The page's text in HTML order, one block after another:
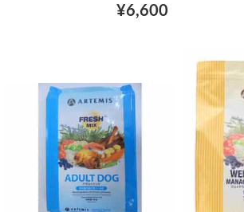
¥6,600